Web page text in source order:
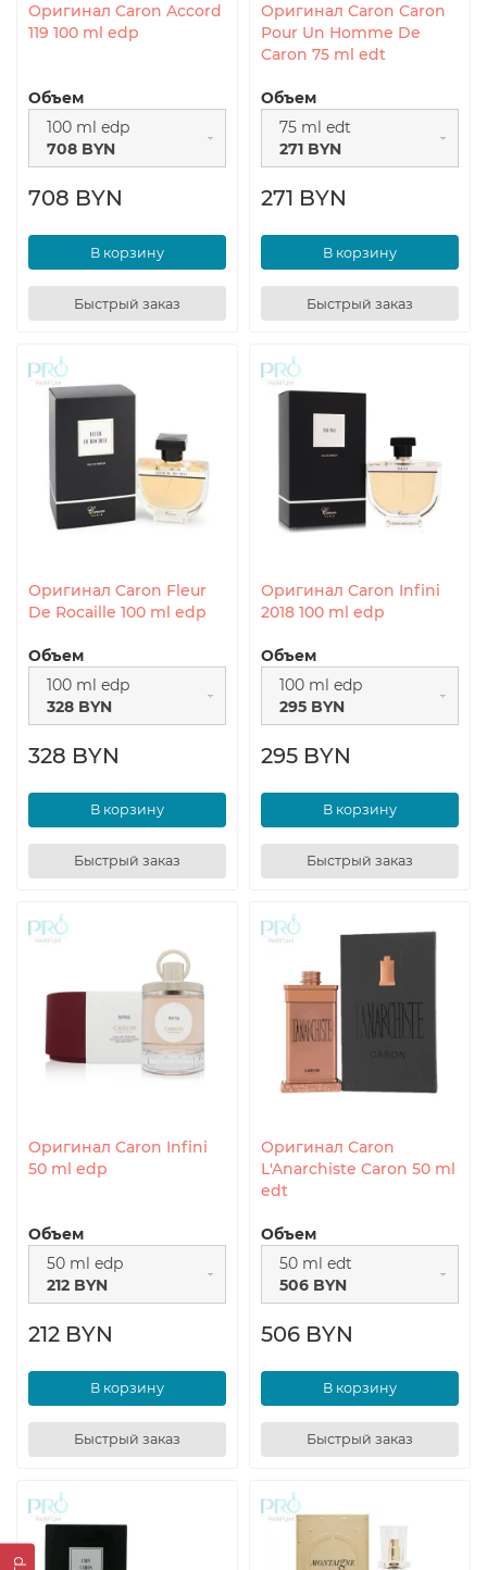
Оригинал Caron Accord
119 100 ml edp
Объем
100 ml edp
708 BYN
708 BYN
В корзину
Быстрый заказ
Оригинал Caron Caron
Pour Un Homme De
Caron 75 ml edt
Объем
75 ml edt
271 BYN
271 BYN
В корзину
Быстрый заказ
Оригинал Caron Fleur
De Rocaille 100 ml edp
Объем
100 ml edp
328 BYN
328 BYN
В корзину
Быстрый заказ
Оригинал Caron Infini
2018 100 ml edp
Объем
100 ml edp
295 BYN
295 BYN
В корзину
Быстрый заказ
Оригинал Caron Infini
50 ml edp
Объем
50 ml edp
212 BYN
212 BYN
В корзину
Быстрый заказ
Оригинал Caron
L'Anarchiste Caron 50 ml
edt
Объем
50 ml edt
506 BYN
506 BYN
В корзину
Быстрый заказ